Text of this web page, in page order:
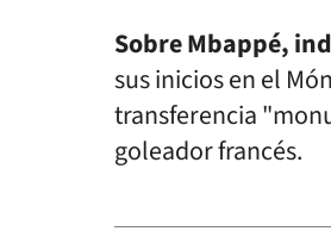
Sobre Mbappé,
sus inicios en el
transferencia
goleador francés.